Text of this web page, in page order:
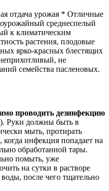
отдача урожая * Отличные
среднеспелый
к климатическим
растения, плодовые
ярко-красных блестящих
не
семейства пасленовых.
проводить дезинфекцию
Руки должны быть в
мыть, протирать
инфекция попадает на
обработанной тары.
помыть, уже
на сутки в растворе
после чего тщательно